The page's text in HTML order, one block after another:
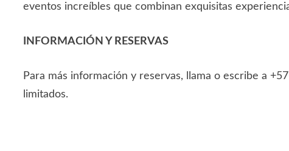
eventos increíbles que combinan exquisitas
INFORMACIÓN Y RESERVAS
Para más información y reservas, llama o escribe a
limitados.